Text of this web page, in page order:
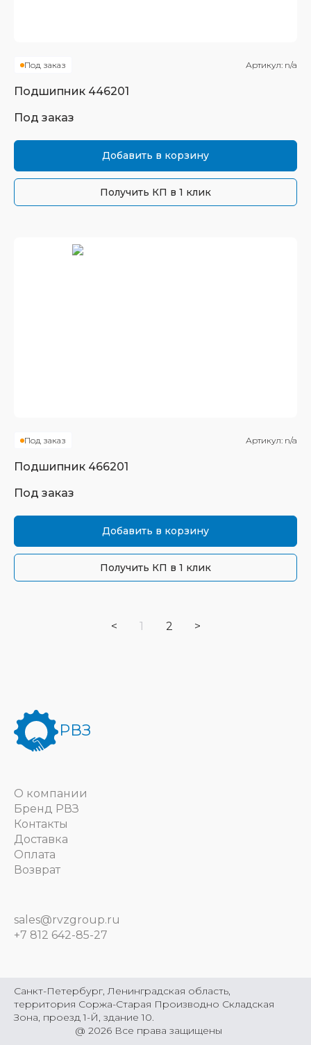
Под заказ Артикул: n/a
Подшипник 446201
Под заказ
Добавить в корзину
Получить КП в 1 клик
Под заказ Артикул: n/a
Подшипник 466201
Под заказ
Добавить в корзину
Получить КП в 1 клик
< 1 2 >
РВЗ
О компании
Бренд РВЗ
Контакты
Доставка
Оплата
Возврат
sales@rvzgroup.ru
+7 812 642-85-27
@ 2026 Все права защищены
Санкт-Петербург, Ленинградская область,
территория Соржа-Старая Производно Складская
Зона, проезд 1-Й, здание 10.